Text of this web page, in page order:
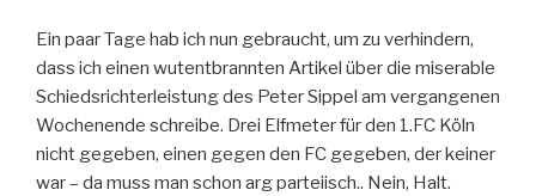
Ein paar Tage hab ich nun gebraucht, um zu verhindern,
dass ich einen wutentbrannten Artikel über die miserable
Schiedsrichterleistung des Peter Sippel am vergangenen
Wochenende schreibe. Drei Elfmeter für den 1.FC Köln
nicht gegeben, einen gegen den FC gegeben, der keiner
war – da muss man schon arg parteiisch.. Nein, Halt.